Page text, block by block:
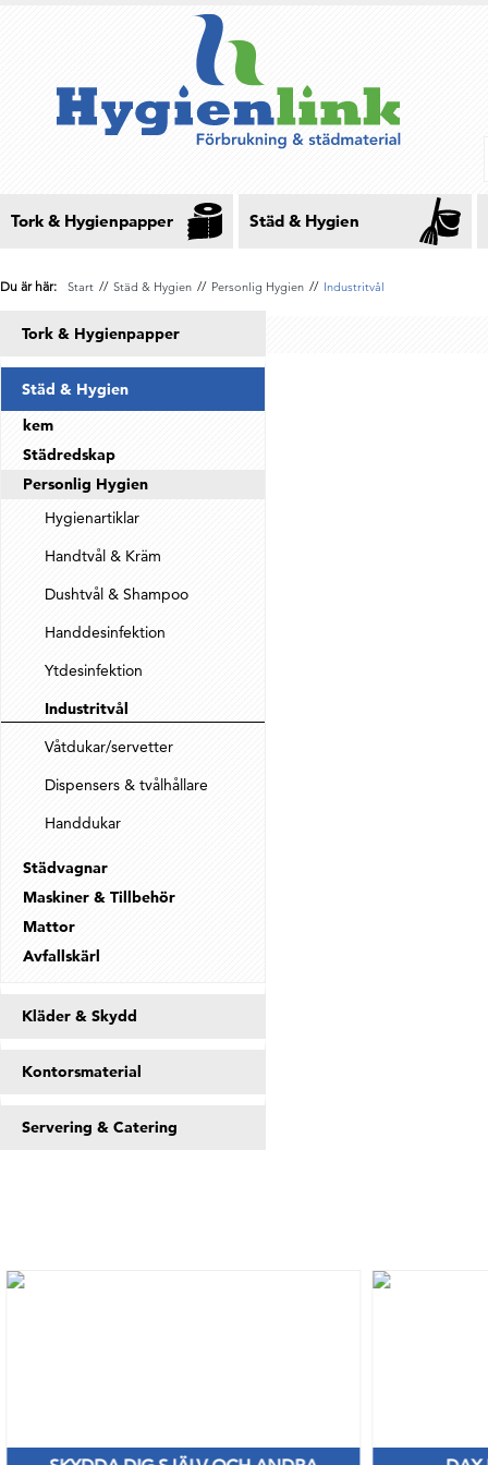
Tork & Hygienpapper Städ & Hygien
Du är här: Start // Städ & Hygien // Personlig Hygien // Industritvål
Tork & Hygienpapper
Städ & Hygien
kem
Städredskap
Personlig Hygien
Hygienartiklar
Handtvål & Kräm
Dushtvål & Shampoo
Handdesinfektion
Ytdesinfektion
Industritvål
Våtdukar/servetter
Dispensers & tvålhållare
Handdukar
Städvagnar
Maskiner & Tillbehör
Mattor
Avfallskärl
Kläder & Skydd
Kontorsmaterial
Servering & Catering